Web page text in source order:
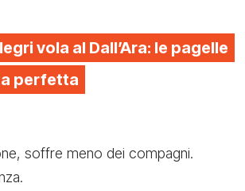
vola al Dall’Ara: le pagelle
perfetta
soffre meno dei compagni.